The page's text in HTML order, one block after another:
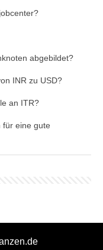
abgebildet?
INR zu USD?
an ITR?
für eine gute